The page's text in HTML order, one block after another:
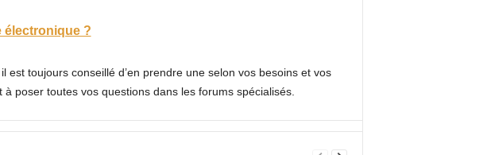
électronique ?
toujours conseillé d’en prendre une selon vos besoins et vos
poser toutes vos questions dans les forums spécialisés.